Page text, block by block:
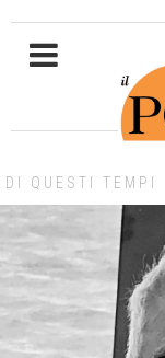
DI QUESTI TEMPI